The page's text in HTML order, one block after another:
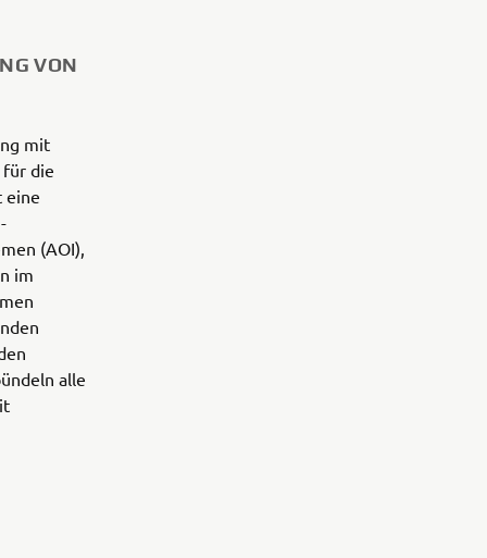
VON
mit
für die
eine
(AOI),
im
alle